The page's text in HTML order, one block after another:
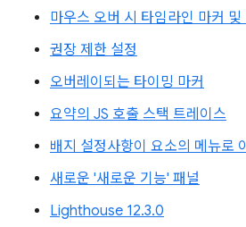
마우스 오버 시 타임라인 마커 및
권장 제한 설정
오버레이되는 타이밍 마커
요약의 JS 호출 스택 트레이스
배지 설정사항이 요소의 메뉴로
새로운 '새로운 기능' 패널
Lighthouse 12.3.0